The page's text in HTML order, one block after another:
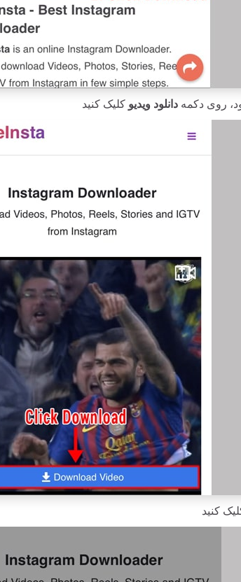
روی دکمه دانلود ویدیو